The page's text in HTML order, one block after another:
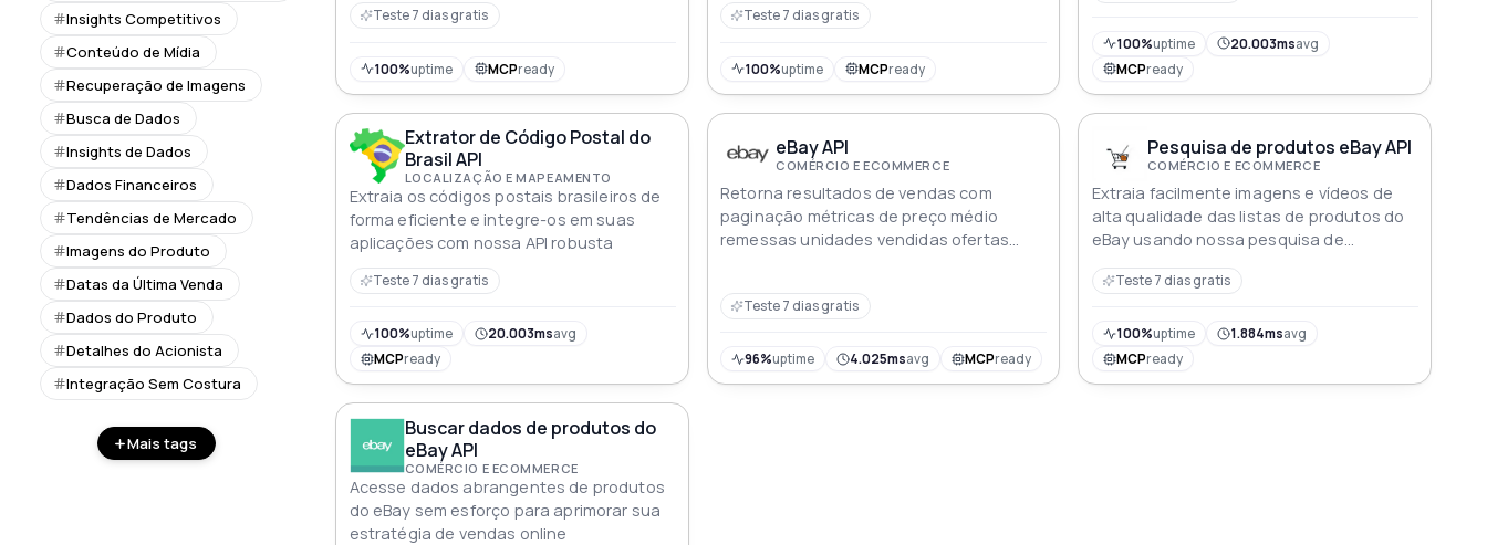
Insights Competitivos
Conteúdo de Mídia
Recuperação de Imagens
Busca de Dados
Insights de Dados
Dados Financeiros
Tendências de Mercado
Imagens do Produto
Datas da Última Venda
Dados do Produto
Detalhes do Acionista
Integração Sem Costura
Mais tags
Teste 7 dias gratis
100%uptime MCPready
Teste 7 dias gratis
100%uptime MCPready
100%uptime 20.003msavg
MCPready
Extrator de Código Postal do
Brasil API
LOCALIZAÇÃO E MAPEAMENTO
Extraia os códigos postais brasileiros de
forma eficiente e integre-os em suas
aplicações com nossa API robusta
Teste 7 dias gratis
100%uptime 20.003msavg
MCPready
eBay API
COMÉRCIO E ECOMMERCE
Retorna resultados de vendas com
paginação métricas de preço médio
remessas unidades vendidas ofertas
Teste 7 dias gratis
96%uptime 4.025msavg MCPready
Pesquisa de produtos eBay API
COMÉRCIO E ECOMMERCE
Extraia facilmente imagens e vídeos de
alta qualidade das listas de produtos do
eBay usando nossa pesquisa de
produtos do eBay
Teste 7 dias gratis
100%uptime 1.884msavg
MCPready
Buscar dados de produtos do
eBay API
COMÉRCIO E ECOMMERCE
Acesse dados abrangentes de produtos
do eBay sem esforço para aprimorar sua
estratégia de vendas online